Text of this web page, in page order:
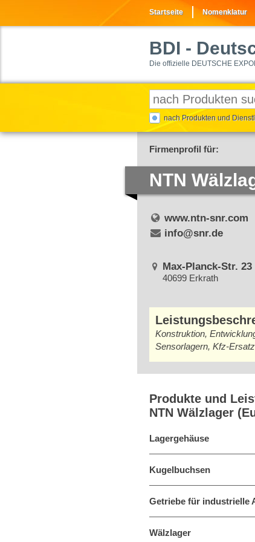
Startseite Nomenklatur
BDI -
Die offizielle DEUTSCHE
nach Produkten und
Firmenprofil für:
NTN
www.ntn-snr.com
info@snr.de
Max-Planck-Str. 23
40699 Erkrath
Konstruktion,
Sensorlagern, Kfz-
Produkte und
NTN Wälzlager
Lagergehäuse
Kugelbuchsen
Getriebe für industrielle
Wälzlager